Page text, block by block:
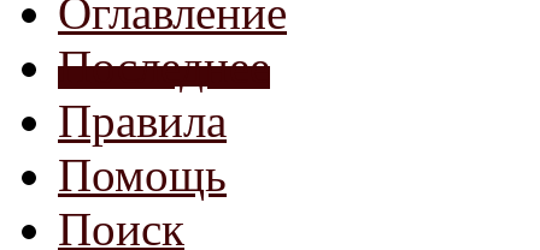
Оглавление
Последнее
Правила
Помощь
Поиск